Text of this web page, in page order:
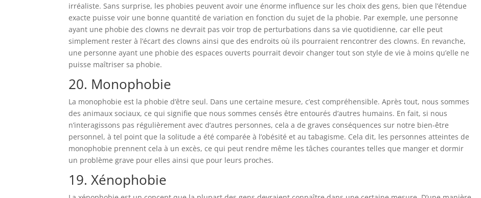
irréaliste. Sans surprise, les phobies peuvent avoir une énorme influence sur les choix des gens, bien que l’étendue
exacte puisse voir une bonne quantité de variation en fonction du sujet de la phobie. Par exemple, une personne
ayant une phobie des clowns ne devrait pas voir trop de perturbations dans sa vie quotidienne, car elle peut
simplement rester à l’écart des clowns ainsi que des endroits où ils pourraient rencontrer des clowns. En revanche,
une personne ayant une phobie des espaces ouverts pourrait devoir changer tout son style de vie à moins qu’elle ne
puisse maîtriser sa phobie.
20. Monophobie
La monophobie est la phobie d’être seul. Dans une certaine mesure, c’est compréhensible. Après tout, nous sommes
des animaux sociaux, ce qui signifie que nous sommes censés être entourés d’autres humains. En fait, si nous
n’interagissons pas régulièrement avec d’autres personnes, cela a de graves conséquences sur notre bien-être
personnel, à tel point que la solitude a été comparée à l’obésité et au tabagisme. Cela dit, les personnes atteintes de
monophobie prennent cela à un excès, ce qui peut rendre même les tâches courantes telles que manger et dormir
un problème grave pour elles ainsi que pour leurs proches.
19. Xénophobie